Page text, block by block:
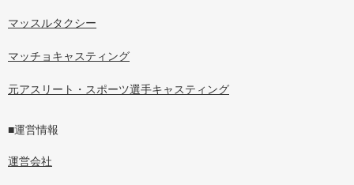
マッスルタクシー
マッチョキャスティング
元アスリート・スポーツ選手キャスティング
■運営情報
運営会社